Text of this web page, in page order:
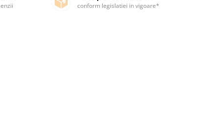
conform legislatiei in vigoare*